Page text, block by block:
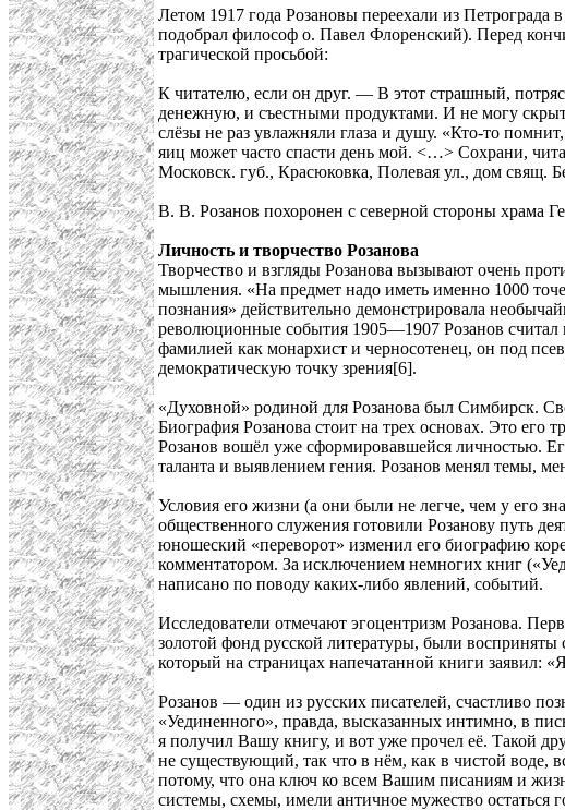
Летом 1917 года Розановы переехали из
подобрал философ о. Павел Флоренский). Перед
трагической просьбой:
К читателю, если он друг. — В этот страшный,
денежную, и съестными продуктами. И не могу
слёзы не раз увлажняли глаза и душу. «Кто-то
яиц может часто спасти день мой. <…> Сохрани,
Московск. губ., Красюковка, Полевая ул., дом свящ.
В. В. Розанов похоронен с северной стороны храма
Личность и творчество Розанова
Творчество и взгляды Розанова вызывают очень
мышления. «На предмет надо иметь именно 1000
познания» действительно демонстрировала
революционные события 1905—1907 Розанов
фамилией как монархист и черносотенец, он под
демократическую точку зрения[6].
«Духовной» родиной для Розанова был Симбирск.
Биография Розанова стоит на трех основах. Это его
Розанов вошёл уже сформировавшейся личностью.
таланта и выявлением гения. Розанов менял темы,
Условия его жизни (а они были не легче, чем у его
общественного служения готовили Розанову путь
юношеский «переворот» изменил его биографию
комментатором. За исключением немногих книг
написано по поводу каких-либо явлений, событий.
Исследователи отмечают эгоцентризм Розанова.
золотой фонд русской литературы, были
который на страницах напечатанной книги заявил:
Розанов — один из русских писателей, счастливо
«Уединенного», правда, высказанных интимно, в
я получил Вашу книгу, и вот уже прочел её. Такой
не существующий, так что в нём, как в чистой воде,
потому, что она ключ ко всем Вашим писаниям и
системы, схемы, имели античное мужество остаться